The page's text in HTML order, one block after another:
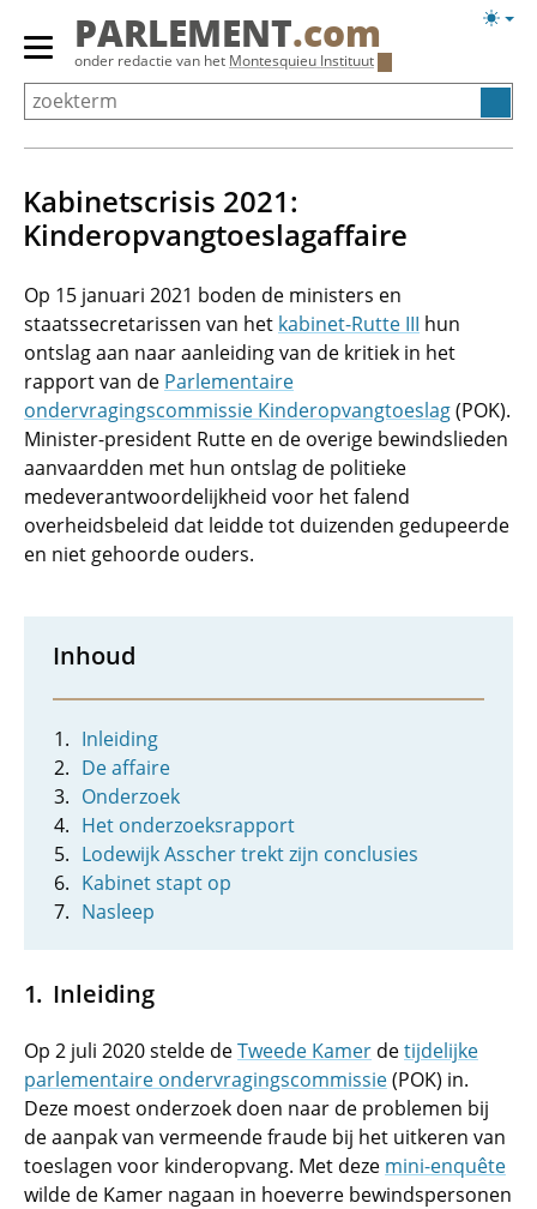
Overslaan
Primair
menu
tonen/verbergen
PARLEMENT.com
onder redactie van het Montesquieu Instituut
Kabinetscrisis 2021:
Kinderopvangtoeslagaffaire
Op 15 januari 2021 boden de ministers en
staatssecretarissen van het kabinet-Rutte III hun
ontslag aan naar aanleiding van de kritiek in het
rapport van de Parlementaire
ondervragingscommissie Kinderopvangtoeslag(POK).
Minister-president Rutte en de overige bewindslieden
aanvaardden met hun ontslag de politieke
medeverantwoordelijkheid voor het falend
overheidsbeleid dat leidde tot duizenden gedupeerde
en niet gehoorde ouders.
Inhoud
Inleiding
De affaire
Onderzoek
Het onderzoeksrapport
Lodewijk Asscher trekt zijn conclusies
Kabinet stapt op
Nasleep
Inleiding
Op 2 juli 2020 stelde deTweede Kamer detijdelijke
parlementaire ondervragingscommissie(POK) in.
Deze moest onderzoek doen naar de problemen bij
de aanpak van vermeende fraude bij het uitkeren van
toeslagen voor kinderopvang. Met deze mini-enquête
wilde de Kamer nagaan in hoeverre bewindspersonen